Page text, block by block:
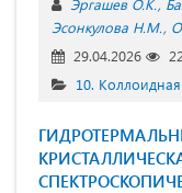
Эсонкулова Н.М.
29.04.2026
10.